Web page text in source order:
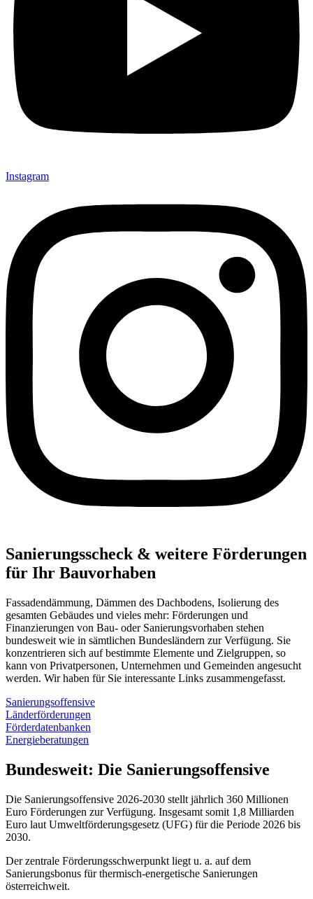
Instagram
Sanierungsscheck & weitere Förderungen
für Ihr Bauvorhaben
Fassadendämmung, Dämmen des Dachbodens, Isolierung des
gesamten Gebäudes und vieles mehr: Förderungen und
Finanzierungen von Bau- oder Sanierungsvorhaben stehen
bundesweit wie in sämtlichen Bundesländern zur Verfügung. Sie
konzentrieren sich auf bestimmte Elemente und Zielgruppen, so
kann von Privatpersonen, Unternehmen und Gemeinden angesucht
werden. Wir haben für Sie interessante Links zusammengefasst.
Sanierungsoffensive
Länderförderungen
Förderdatenbanken
Energieberatungen
Bundesweit: Die Sanierungsoffensive
Die Sanierungsoffensive 2026-2030 stellt jährlich 360 Millionen
Euro Förderungen zur Verfügung. Insgesamt somit 1,8 Milliarden
Euro laut Umweltförderungsgesetz (UFG) für die Periode 2026 bis
2030.
Der zentrale Förderungsschwerpunkt liegt u. a. auf dem
Sanierungsbonus für thermisch-energetische Sanierungen
österreichweit.